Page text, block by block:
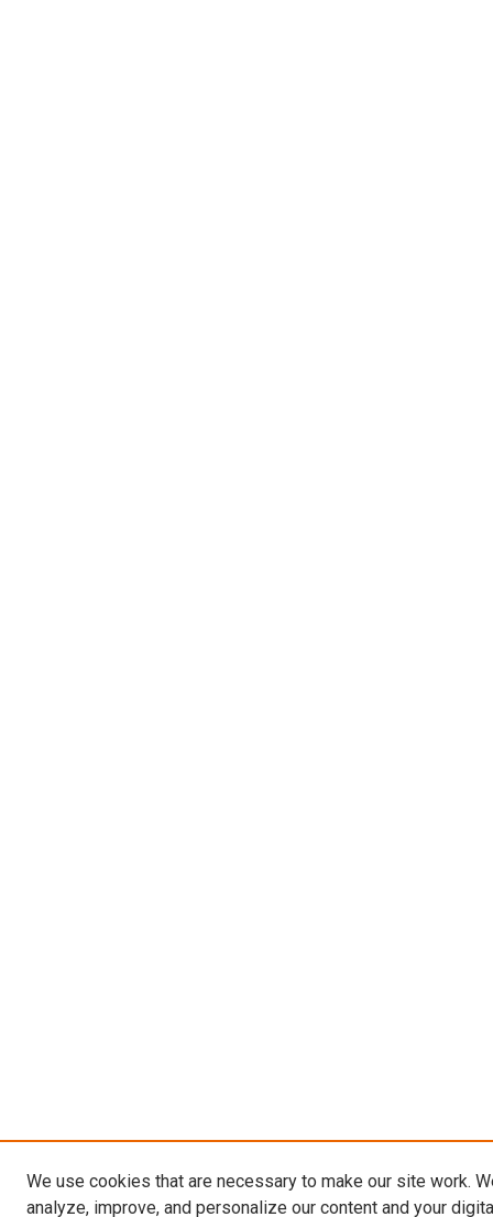
We use cookies that are necessary to make our site work.
analyze, improve, and personalize our content and your